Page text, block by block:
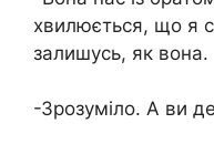
хвилюється, що я
залишусь, як вона.
-Зрозуміло. А ви